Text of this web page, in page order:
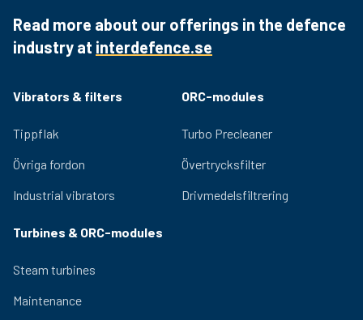
Read more about our offerings in the defence
industry at interdefence.se
Vibrators & filters
Tippflak
Övriga fordon
Industrial vibrators
ORC-modules
Turbo Precleaner
Övertrycksfilter
Drivmedelsfiltrering
Turbines & ORC-modules
Steam turbines
Maintenance